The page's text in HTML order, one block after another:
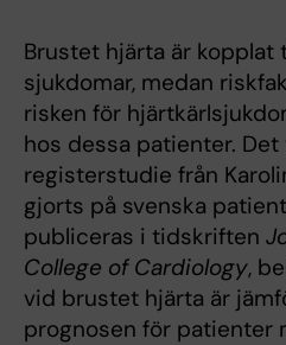
Brustet hjärta är kopplat
sjukdomar, medan
risken för
hos dessa patienter.
registerstudie från
gjorts på svenska
publiceras i tidskriften
College of Cardiology,
vid brustet hjärta är
prognosen för patienter